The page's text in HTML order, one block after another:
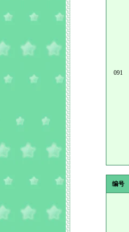
091
编号